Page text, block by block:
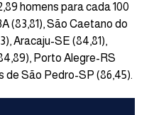
homens para cada 100
(83,81), São Caetano do
Aracaju-SE (84,81),
Porto Alegre-RS
de São Pedro-SP (86,45).